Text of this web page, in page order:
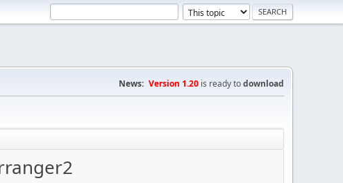
News: Version 1.20 is ready todownload